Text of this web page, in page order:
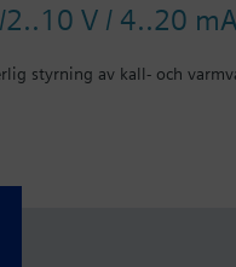
V / 4..20
styrning av kall- och